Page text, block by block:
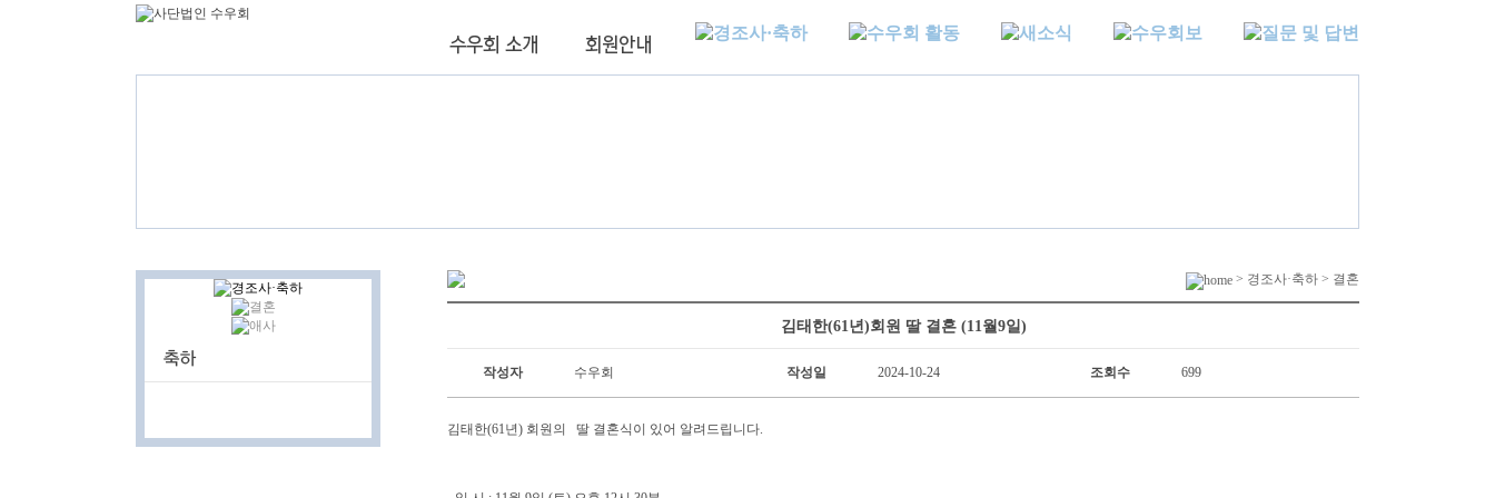
> 경조사·축하 > 결혼
김태한(61년)회원 딸 결혼 (11월9일)
작성자 수우회 작성일 2024-10-24 조회수 699
김태한(61년) 회원의 딸 결혼식이 있어 알려드립니다.